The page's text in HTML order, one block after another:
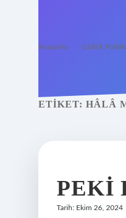
Anasayfa Gizlilik
ETIKET: HÂLÂ
PEKI
Tarih: Ekim 26, 2024